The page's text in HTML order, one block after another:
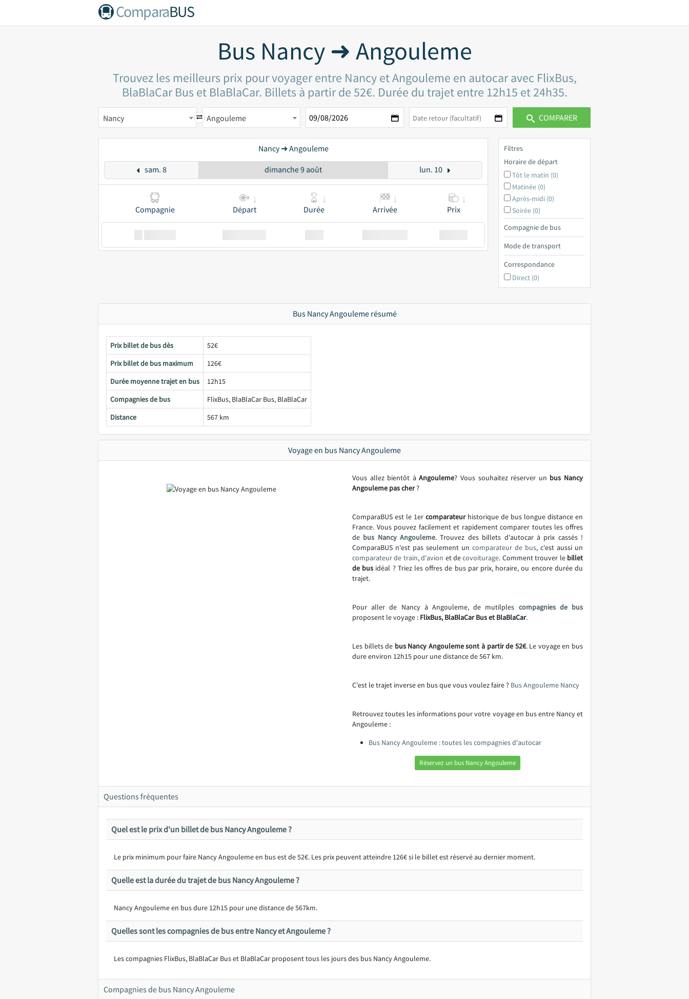
ComparaBUS
Bus Nancy ➜ Angouleme
Trouvez les meilleurs prix pour voyager entre Nancy et Angouleme en autocar avec FlixBus,
BlaBlaCar Bus et BlaBlaCar. Billets à partir de 52€. Durée du trajet entre 12h15 et 24h35.
Nancy Angouleme COMPARER
Nancy ➜ Angouleme
sam. 8 dimanche 9 août lun. 10
Compagnie Départ Durée Arrivée Prix
Filtres
Horaire de départ
Tôt le matin (0)
Matinée (0)
Après-midi (0)
Soirée (0)
Compagnie de bus
Mode de transport
Correspondance
Direct (0)
Bus Nancy Angouleme résumé
Prix billet de bus dès
52€
Prix billet de bus maximum
126€
Durée moyenne trajet en bus
12h15
Compagnies de bus
FlixBus, BlaBlaCar Bus, BlaBlaCar
Distance
567 km
Voyage en bus Nancy Angouleme
Vous allez bientôt àAngouleme? Vous souhaitez réserver un bus Nancy
Angouleme pas cher?
ComparaBUS est le 1er comparateurhistorique de bus longue distance en
France. Vous pouvez facilement et rapidement comparer toutes les offres
de bus Nancy Angouleme. Trouvez des billets d'autocar à prix cassés !
ComparaBUS n'est pas seulement un comparateur de bus, c'est aussi un
comparateur de train,d'avion et decovoiturage. Comment trouver le billet
de bus idéal ? Triez les offres de bus par prix, horaire, ou encore durée du
trajet.
Pour aller de Nancy à Angouleme, de mutilples compagnies de bus
proposent le voyage : FlixBus, BlaBlaCar Bus et BlaBlaCar.
Les billets de bus Nancy Angouleme sont à partir de 52€. Le voyage en bus
dure environ 12h15 pour une distance de 567 km.
C'est le trajet inverse en bus que vous voulez faire ? Bus Angouleme Nancy
Retrouvez toutes les informations pour votre voyage en bus entre Nancy et
Angouleme :
Bus Nancy Angouleme : toutes les compagnies d'autocar
Réservez un bus Nancy Angouleme
Questions fréquentes
Quel est le prix d'un billet de bus Nancy Angouleme ?
Le prix minimum pour faire Nancy Angouleme en bus est de 52€. Les prix peuvent atteindre 126€ si le billet est réservé au dernier moment.
Quelle est la durée du trajet de bus Nancy Angouleme ?
Nancy Angouleme en bus dure 12h15 pour une distance de 567km.
Quelles sont les compagnies de bus entre Nancy et Angouleme ?
Les compagnies FlixBus, BlaBlaCar Bus et BlaBlaCar proposent tous les jours des bus Nancy Angouleme.
Compagnies de bus Nancy Angouleme